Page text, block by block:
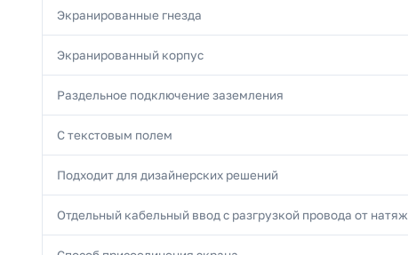
Экранированные гнезда
Экранированный корпус
Раздельное подключение заземления
С текстовым полем
Подходит для дизайнерских решений
Отдельный кабельный ввод с разгрузкой провода от